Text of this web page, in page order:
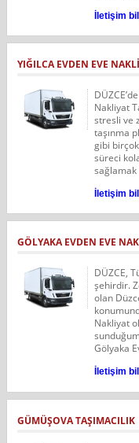
İletişim
YIĞILCA EVDEN EVE
Nakliyat
stresli ve
taşınma
gibi
süreci
sağlamak
İletişim
GÖLYAKA EVDEN EVE
DÜZCE,
şehirdir.
olan
Nakliyat
Gölyaka
İletişim
GÜMÜŞOVA TAŞIMACILIK